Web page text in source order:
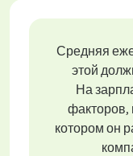
Средняя
этой
На
факторов,
котором он